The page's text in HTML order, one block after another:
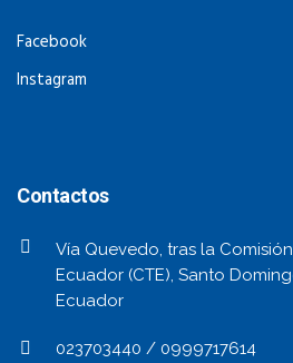
Facebook
Instagram
Contactos
Vía Quevedo, tras la
Ecuador (CTE), Santo
Ecuador
023703440 / 0999717614